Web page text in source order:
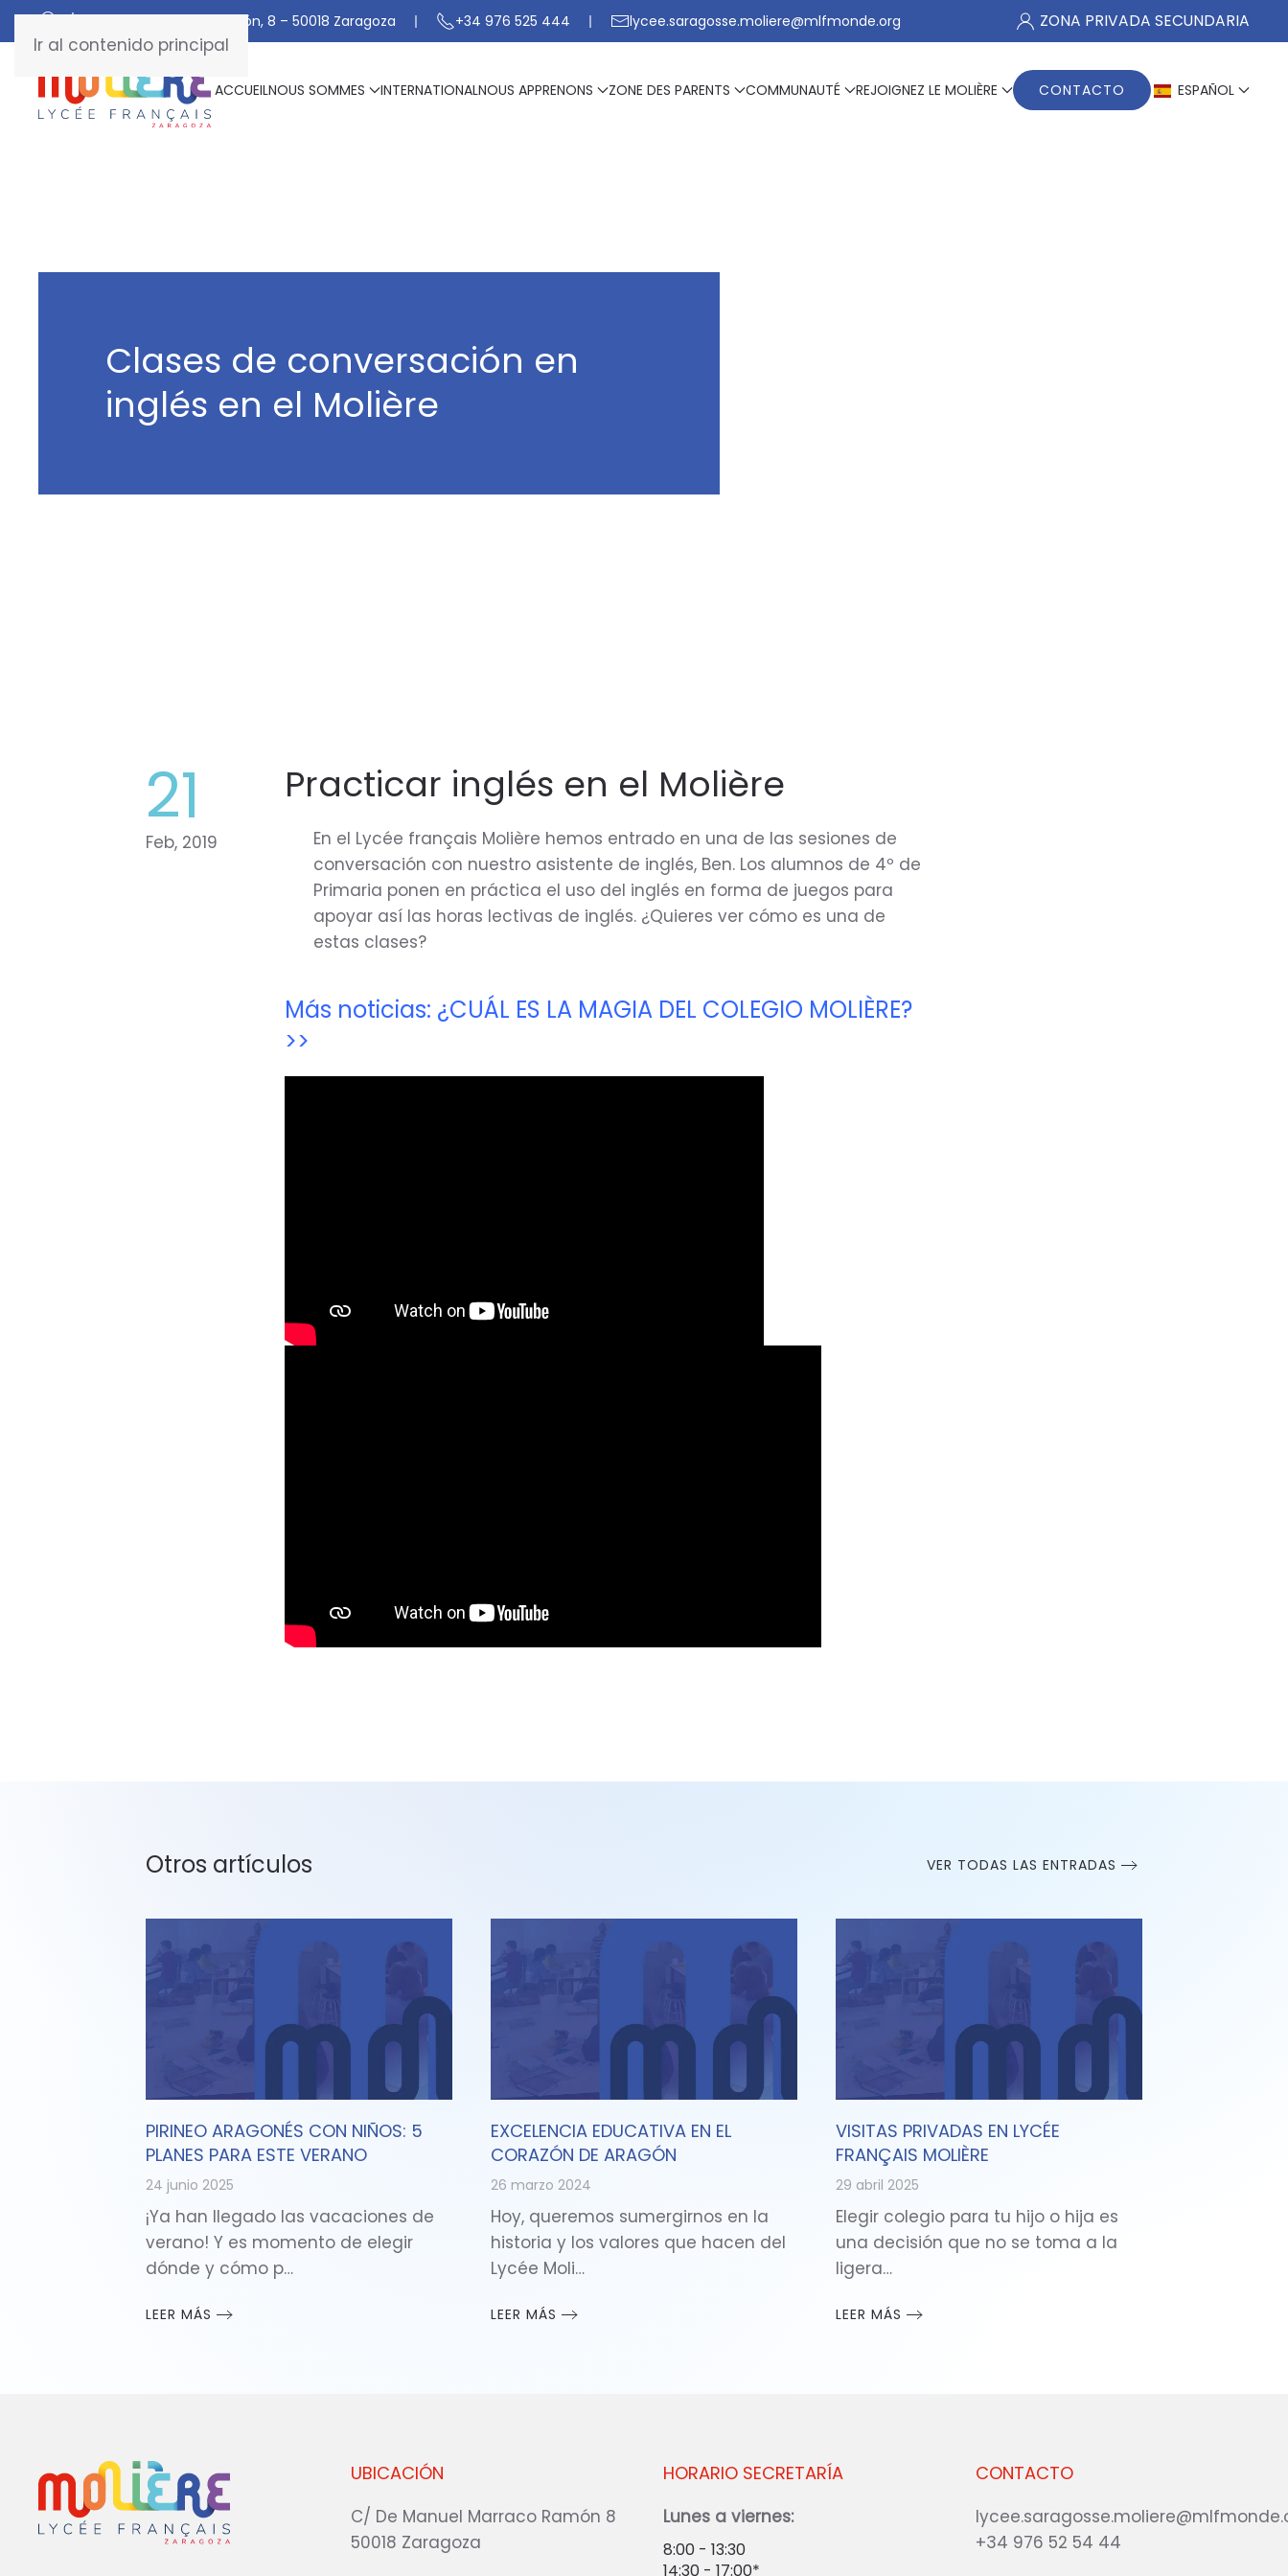
Ir al contenido principal
C/ De Manuel Marraco Ramón, 8 – 50018 Zaragoza +34 976 525 444 lycee.saragosse.moliere@mlfmonde.org ZONA PRIVADA SECUNDARIA
ACCUEILNOUS SOMMES INTERNATIONALNOUS APPRENONS ZONE DES PARENTS COMMUNAUTÉ REJOIGNEZ LE MOLIÈRE CONTACTO ESPAÑOL
Clases de conversación en
inglés en el Molière
21
Feb, 2019
Practicar inglés en el Molière
En el Lycée français Molière hemos entrado en una de las sesiones de
conversación con nuestro asistente de inglés, Ben. Los alumnos de 4º de
Primaria ponen en práctica el uso del inglés en forma de juegos para
apoyar así las horas lectivas de inglés. ¿Quieres ver cómo es una de
estas clases?
Más noticias: ¿CUÁL ES LA MAGIA DEL COLEGIO MOLIÈRE?
>>
Otros artículos VER TODAS LAS ENTRADAS
PIRINEO ARAGONÉS CON NIÑOS: 5
PLANES PARA ESTE VERANO
24 junio 2025
¡Ya han llegado las vacaciones de
verano! Y es momento de elegir
dónde y cómo p…
LEER MÁS
EXCELENCIA EDUCATIVA EN EL
CORAZÓN DE ARAGÓN
26 marzo 2024
Hoy, queremos sumergirnos en la
historia y los valores que hacen del
Lycée Moli…
LEER MÁS
VISITAS PRIVADAS EN LYCÉE
FRANÇAIS MOLIÈRE
29 abril 2025
Elegir colegio para tu hijo o hija es
una decisión que no se toma a la
ligera…
LEER MÁS
UBICACIÓN
C/ De Manuel Marraco Ramón 8
50018 Zaragoza
CONTACTO
+34 976 52 54 44
HORARIO SECRETARÍA
Lunes a viernes:
8:00 - 13:30
14:30 - 17:00*